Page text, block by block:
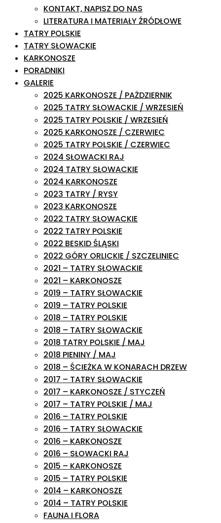
KONTAKT, NAPISZ DO NAS
LITERATURA I MATERIAŁY ŹRÓDŁOWE
TATRY POLSKIE
TATRY SŁOWACKIE
KARKONOSZE
PORADNIKI
GALERIE
2025 KARKONOSZE / PAŻDZIERNIK
2025 TATRY SŁOWACKIE / WRZESIEŃ
2025 TATRY POLSKIE / WRZESIEŃ
2025 KARKONOSZE / CZERWIEC
2025 TATRY POLSKIE / CZERWIEC
2024 SŁOWACKI RAJ
2024 TATRY SŁOWACKIE
2024 KARKONOSZE
2023 TATRY / RYSY
2023 KARKONOSZE
2022 TATRY SŁOWACKIE
2022 TATRY POLSKIE
2022 BESKID ŚLĄSKI
2022 GÓRY ORLICKIE / SZCZELINIEC
2021 – TATRY SŁOWACKIE
2021 – KARKONOSZE
2019 – TATRY SŁOWACKIE
2019 – TATRY POLSKIE
2018 – TATRY POLSKIE
2018 – TATRY SŁOWACKIE
2018 TATRY POLSKIE / MAJ
2018 PIENINY / MAJ
2018 – ŚCIEŻKA W KONARACH DRZEW
2017 – TATRY SŁOWACKIE
2017 – KARKONOSZE / STYCZEŃ
2017 – TATRY POLSKIE / MAJ
2016 – TATRY POLSKIE
2016 – TATRY SŁOWACKIE
2016 – KARKONOSZE
2016 – SŁOWACKI RAJ
2015 – KARKONOSZE
2015 – TATRY POLSKIE
2014 – KARKONOSZE
2014 – TATRY POLSKIE
FAUNA I FLORA